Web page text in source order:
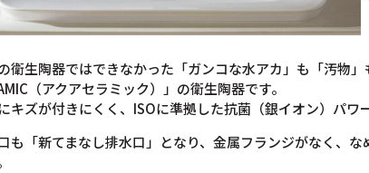
衛生陶器ではできなかった「ガンコな水アカ」も「汚物
（アクアセラミック）」の衛生陶器です。
キズが付きにくく、ISOに準拠した抗菌（銀イオン）パワ
も「新てまなし排水口」となり、金属フランジがなく、